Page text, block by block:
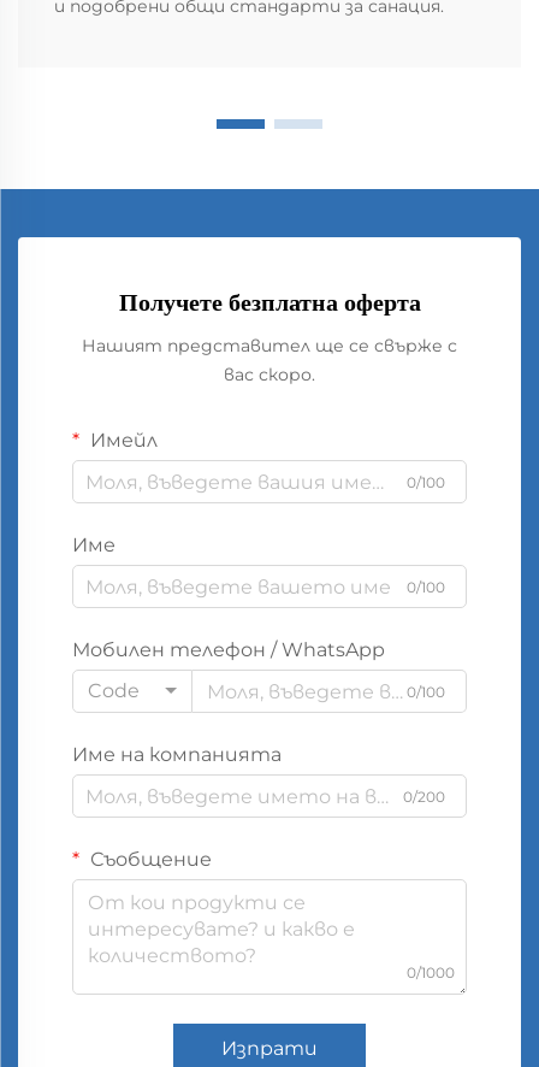
и подобрени общи стандарти за санация.
Получете безплатна оферта
Нашият представител ще се свърже с
вас скоро.
Имейл
0/100
Име
0/100
Мобилен телефон / WhatsApp
Code
0/100
Име на компанията
0/200
Съобщение
0/1000
Изпрати